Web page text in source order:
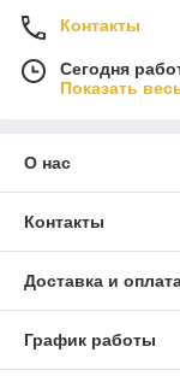
Контакты
Сегодня
Показать
О нас
Контакты
Доставка и
График работы